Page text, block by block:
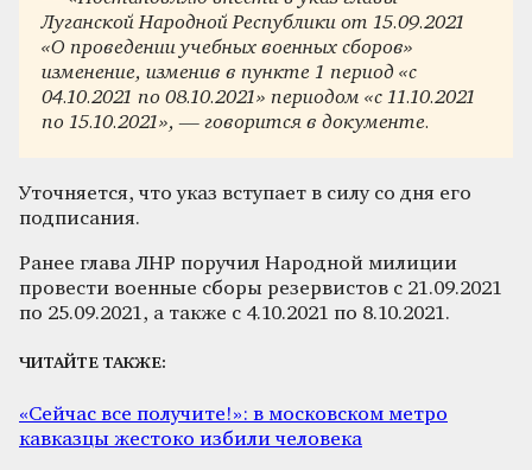
Луганской Народной Республики от 15.09.2021
«О проведении учебных военных сборов»
изменение, изменив в пункте 1 период «с
04.10.2021 по 08.10.2021» периодом «с 11.10.2021
по 15.10.2021», — говорится в документе.
Уточняется, что указ вступает в силу со дня его
подписания.
Ранее глава ЛНР поручил Народной милиции
провести военные сборы резервистов с 21.09.2021
по 25.09.2021, а также с 4.10.2021 по 8.10.2021.
ЧИТАЙТЕ ТАКЖЕ:
«Сейчас все получите!»: в московском метро
кавказцы жестоко избили человека